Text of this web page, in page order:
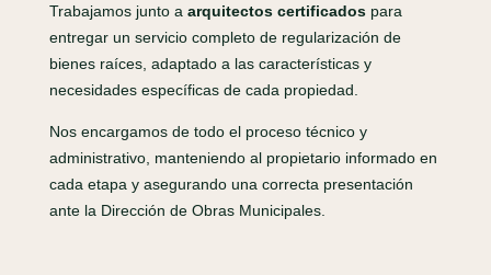
Trabajamos junto a arquitectos certificadospara
entregar un servicio completo de regularización de
bienes raíces, adaptado a las características y
necesidades específicas de cada propiedad.
Nos encargamos de todo el proceso técnico y
administrativo, manteniendo al propietario informado en
cada etapa y asegurando una correcta presentación
ante la Dirección de Obras Municipales.